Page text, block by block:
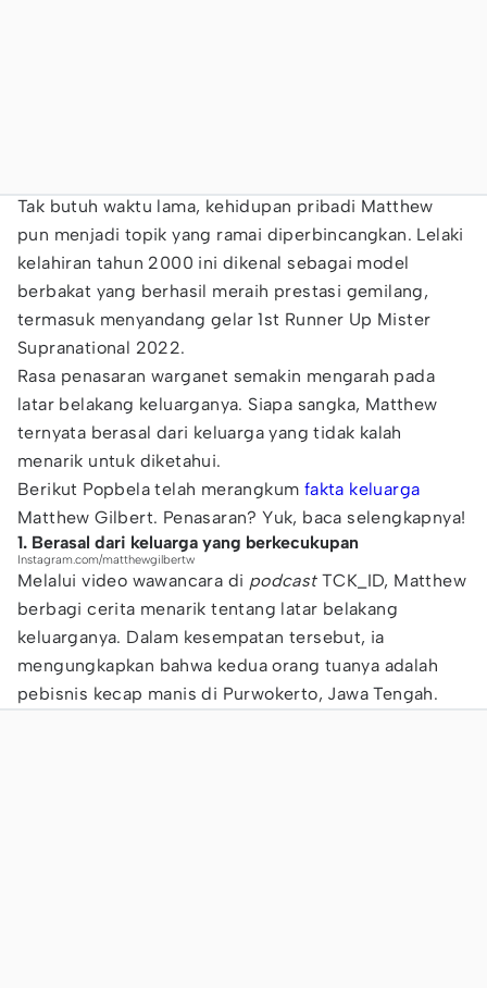
Tak butuh waktu lama, kehidupan pribadi Matthew
pun menjadi topik yang ramai diperbincangkan. Lelaki
kelahiran tahun 2000 ini dikenal sebagai model
berbakat yang berhasil meraih prestasi gemilang,
termasuk menyandang gelar 1st Runner Up Mister
Supranational 2022.
Rasa penasaran warganet semakin mengarah pada
latar belakang keluarganya. Siapa sangka, Matthew
ternyata berasal dari keluarga yang tidak kalah
menarik untuk diketahui.
Berikut Popbela telah merangkum fakta keluarga
Matthew Gilbert. Penasaran? Yuk, baca selengkapnya!
1. Berasal dari keluarga yang berkecukupan
Instagram.com/matthewgilbertw
Melalui video wawancara di podcastTCK_ID, Matthew
berbagi cerita menarik tentang latar belakang
keluarganya. Dalam kesempatan tersebut, ia
mengungkapkan bahwa kedua orang tuanya adalah
pebisnis kecap manis di Purwokerto, Jawa Tengah.